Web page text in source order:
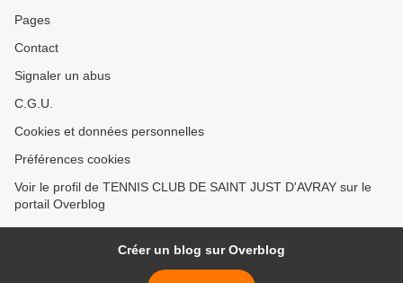
Pages
Contact
Signaler un abus
C.G.U.
Cookies et données personnelles
Préférences cookies
Voir le profil de TENNIS CLUB DE SAINT JUST D'AVRAY sur le
portail Overblog
Créer un blog sur Overblog